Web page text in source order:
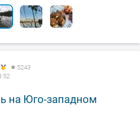
5243
на Юго-западном